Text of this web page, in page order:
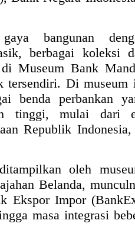
bangunan
berbagai koleksi
Museum Bank
tersendiri. Di museum
benda perbankan
tinggi, mulai dari
Republik
oleh
Belanda,
Ekspor Impor
masa integrasi